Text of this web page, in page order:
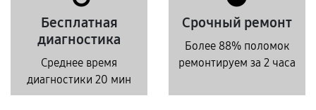
Бесплатная
диагностика
Среднее время
диагностики 20 мин
Срочный ремонт
Более 88% поломок
ремонтируем за 2 часа